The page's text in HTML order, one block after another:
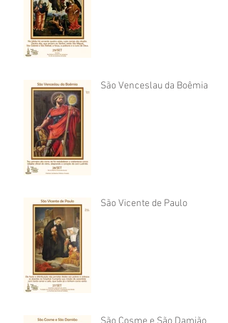
São Venceslau da Boêmia
São Vicente de Paulo